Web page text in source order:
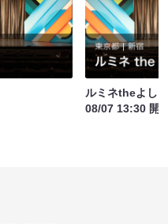
ルミネtheよし
08/07 13:30 開